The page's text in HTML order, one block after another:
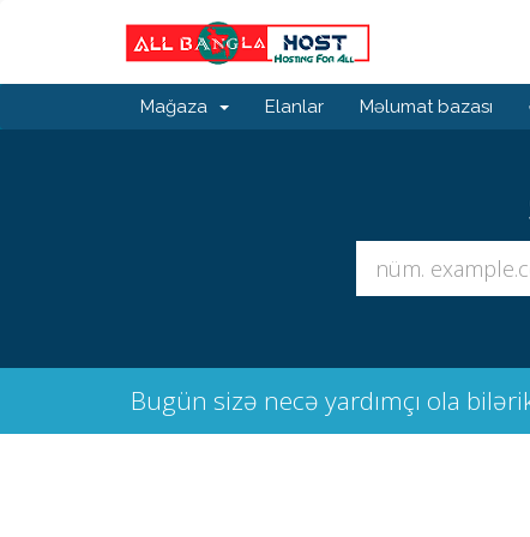
Mağaza Elanlar Məlumat bazası
Bugün sizə necə yardımçı ola